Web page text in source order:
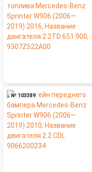
№ 103389